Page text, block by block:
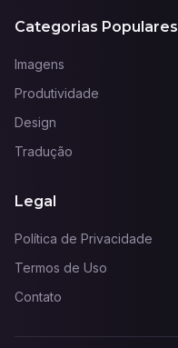
Categorias Populares
Imagens
Produtividade
Design
Tradução
Legal
Política de Privacidade
Termos de Uso
Contato